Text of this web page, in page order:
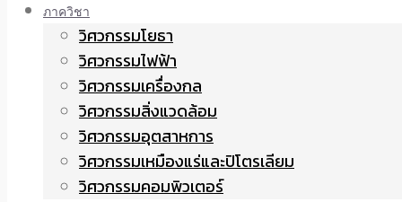
ภาควิชา
วิศวกรรมโยธา
วิศวกรรมไฟฟ้า
วิศวกรรมเครื่องกล
วิศวกรรมสิ่งแวดล้อม
วิศวกรรมอุตสาหการ
วิศวกรรมเหมืองแร่และปิโตรเลียม
วิศวกรรมคอมพิวเตอร์